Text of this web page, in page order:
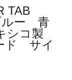
TAB
ルー 青
シコ製
ド サイ